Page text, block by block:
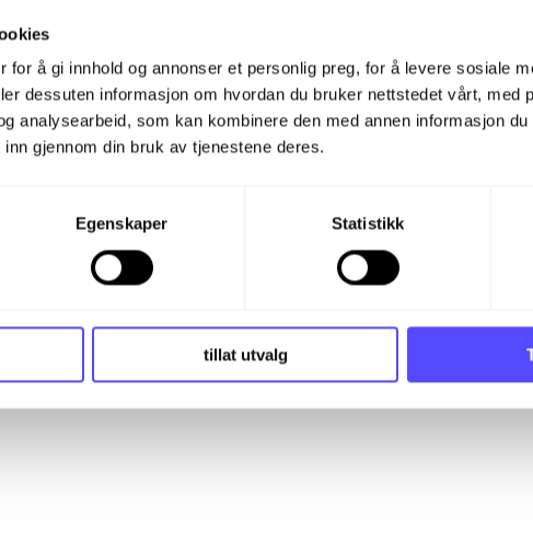
for å gi innhold og annonser et personlig preg, for å levere sosiale
dessuten informasjon om hvordan du bruker nettstedet vårt, med
analysearbeid, som kan kombinere den med annen informasjon
gjennom din bruk av tjenestene deres.
Egenskaper Statistikk
tillat utvalg